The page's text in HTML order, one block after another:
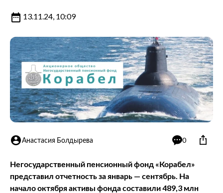
13.11.24, 10:09
Анастасия Болдырева 0
Негосударственный пенсионный фонд «Корабел»
представил отчетность за январь — сентябрь. На
начало октября активы фонда составили 489,3 млн